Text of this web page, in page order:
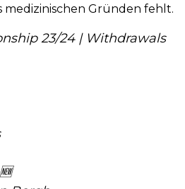
medizinischen Gründen fehlt.
23/24 | Withdrawals